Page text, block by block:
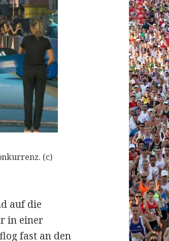
(c)
auf die
in einer
fast an den